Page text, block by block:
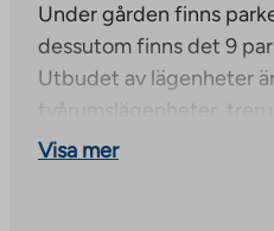
Under gården finns
dessutom finns det 9
Utbudet av lägenheter
tvårumslägenheter,
olika storlekar. De
Visa mer